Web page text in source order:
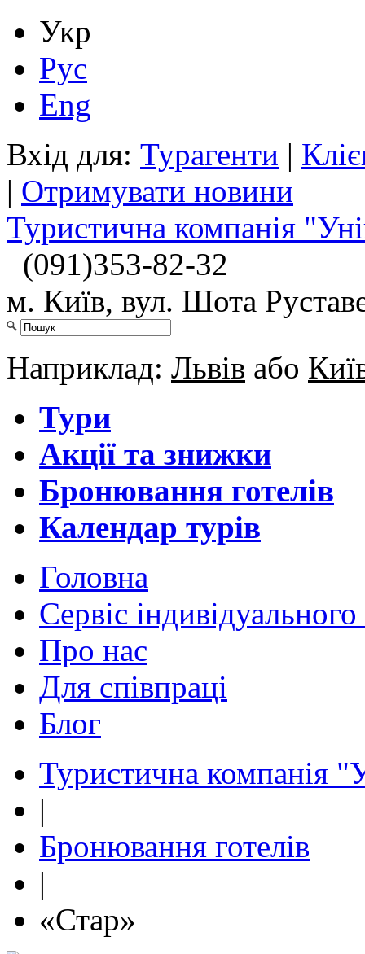
Укр
Рус
Eng
Вхід для: Турагенти |
| Отримувати новини
Туристична компанія
(091)353-82-32
м. Київ, вул. Шота
Наприклад: Львів або
Тури
Акції та знижки
Бронювання готелів
Календар турів
Головна
Сервіс
Про нас
Для cпівпраці
Блог
Туристична компанія
|
Бронювання готелів
|
«Стар»